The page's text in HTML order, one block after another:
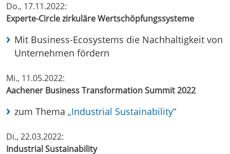
Do., 17.11.2022:
Experte-Circle zirkuläre Wertschöpfungssysteme
Mit Business-Ecosystems die Nachhaltigkeit von
Unternehmen fördern
Mi., 11.05.2022:
Aachener Business Transformation Summit 2022
zum Thema „Industrial Sustainability“
Di., 22.03.2022:
Industrial Sustainability